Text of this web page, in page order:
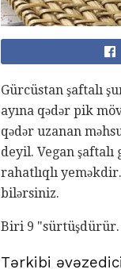
Gürcüstan şaftalı
ayına qədər pik
qədər uzanan
deyil. Vegan
rahatlıqlı
bilərsiniz.
Biri 9 "sürtüşdürür.
Tərkibi